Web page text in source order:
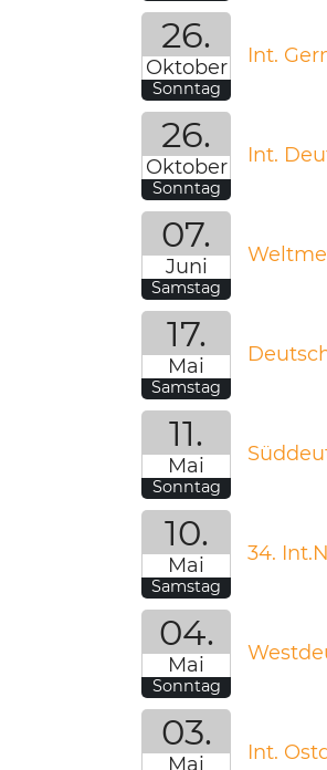
26.
Oktober
Sonntag
Int.
26.
Oktober
Sonntag
Int.
07.
Juni
Samstag
17.
Mai
Samstag
11.
Mai
Sonntag
10.
Mai
Samstag
34.
04.
Mai
Sonntag
03.
Mai
Int.